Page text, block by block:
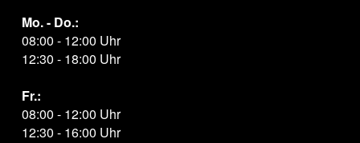
Mo. - Do.:
08:00 - 12:00 Uhr
12:30 - 18:00 Uhr
Fr.:
08:00 - 12:00 Uhr
12:30 - 16:00 Uhr